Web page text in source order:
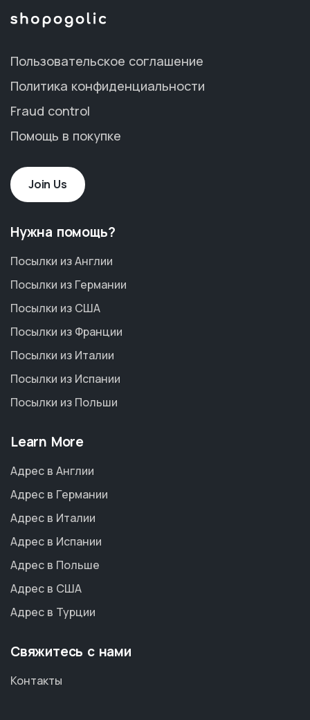
Пользовательское соглашение
Политика конфиденциальности
Fraud control
Помощь в покупке
Join Us
Нужна помощь?
Посылки из Англии
Посылки из Германии
Посылки из США
Посылки из Франции
Посылки из Италии
Посылки из Испании
Посылки из Польши
Learn More
Адрес в Англии
Адрес в Германии
Адрес в Италии
Адрес в Испании
Адрес в Польше
Адрес в США
Адрес в Турции
Свяжитесь с нами
Контакты